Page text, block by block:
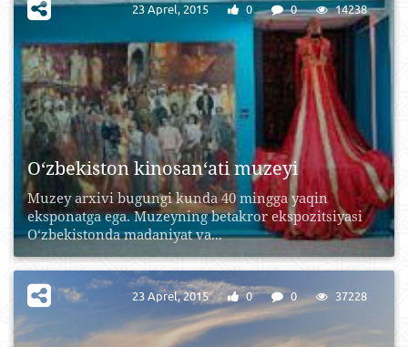
O‘zbekiston kinosan‘ati muzeyi
Muzey arxivi bugungi kunda 40 mingga yaqin
eksponatga ega. Muzeyning betakror ekspozitsiyasi
O‘zbekistonda madaniyat va...
23 Aprel, 2015 0 0 14238
23 Aprel, 2015 0 0 37228